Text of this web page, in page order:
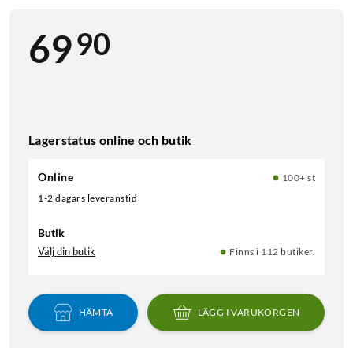
6990
Lagerstatus online och butik
Online
100+ st
1-2 dagars leveranstid
Butik
Välj din butik Finns i 112 butiker.
HÄMTA LÄGG I VARUKORGEN